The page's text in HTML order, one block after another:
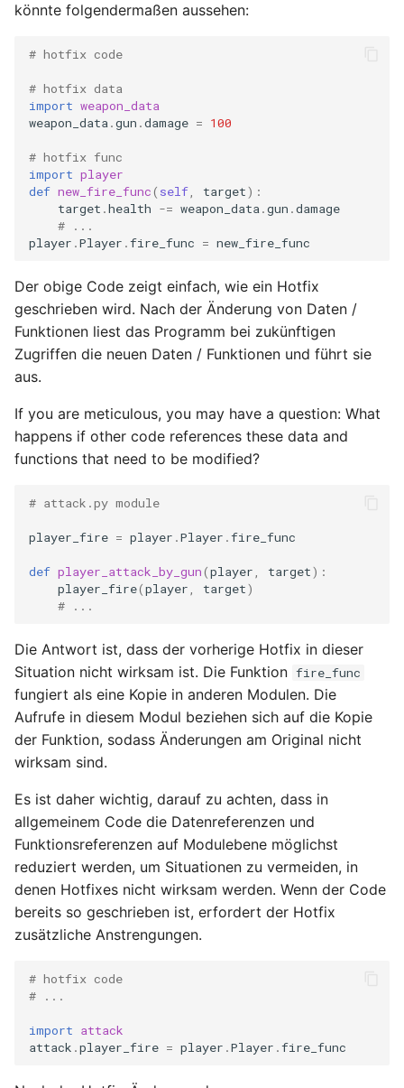
könnte folgendermaßen aussehen:
# hotfix code
# hotfix data
import weapon_data
weapon_data .gun .damage = 100
# hotfix func
import player
def new_fire_func( self target):
target .health -= weapon_data .gun .damage
# ...
player .Player .fire_func = new_fire_func
Der obige Code zeigt einfach, wie ein Hotfix
geschrieben wird. Nach der Änderung von Daten /
Funktionen liest das Programm bei zukünftigen
Zugriffen die neuen Daten / Funktionen und führt sie
aus.
If you are meticulous, you may have a question: What
happens if other code references these data and
functions that need to be modified?
# attack.py module
player_fire = player .Player .fire_func
def player_attack_by_gun(player target):
player_fire(player target)
# ...
Die Antwort ist, dass der vorherige Hotfix in dieser
Situation nicht wirksam ist. Die Funktion fire_func
fungiert als eine Kopie in anderen Modulen. Die
Aufrufe in diesem Modul beziehen sich auf die Kopie
der Funktion, sodass Änderungen am Original nicht
wirksam sind.
Es ist daher wichtig, darauf zu achten, dass in
allgemeinem Code die Datenreferenzen und
Funktionsreferenzen auf Modulebene möglichst
reduziert werden, um Situationen zu vermeiden, in
denen Hotfixes nicht wirksam werden. Wenn der Code
bereits so geschrieben ist, erfordert der Hotfix
zusätzliche Anstrengungen.
# hotfix code
# ...
import attack
attack .player_fire = player .Player .fire_func